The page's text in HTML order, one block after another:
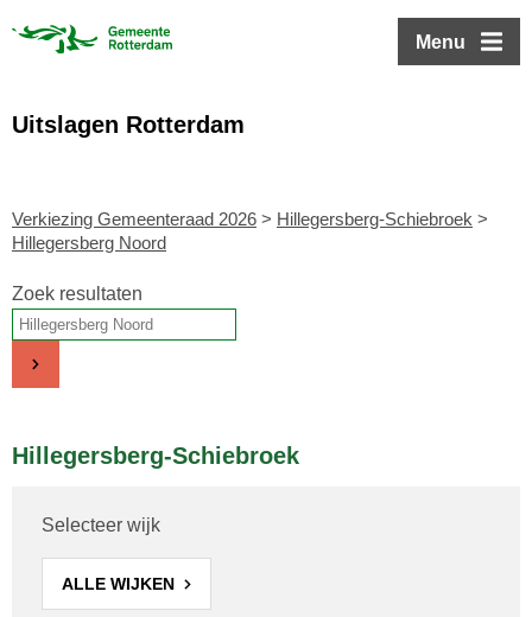
Menu
Uitslagen Rotterdam
Verkiezing Gemeenteraad 2026 > Hillegersberg-Schiebroek >
Hillegersberg Noord
Zoek resultaten
Hillegersberg-Schiebroek
Selecteer wijk
ALLE WIJKEN